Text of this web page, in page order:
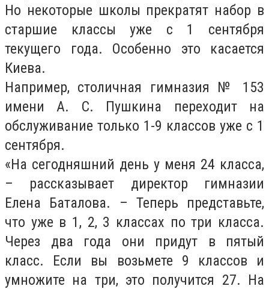
Но некоторые школы прекратят набор в
старшие классы уже с 1 сентября
текущего года. Особенно это касается
Киева.
Например, столичная гимназия № 153
имени А. С. Пушкина переходит на
обслуживание только 1-9 классов уже с 1
сентября.
«На сегодняшний день у меня 24 класса,
– рассказывает директор гимназии
Елена Баталова. – Теперь представьте,
что уже в 1, 2, 3 классах по три класса.
Через два года они придут в пятый
класс. Если вы возьмете 9 классов и
умножите на три, это получится 27. На